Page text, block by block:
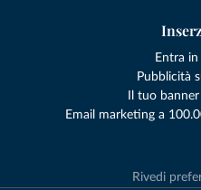
Entra
Pubblicità
Il tuo
Email marketing a
Rivedi